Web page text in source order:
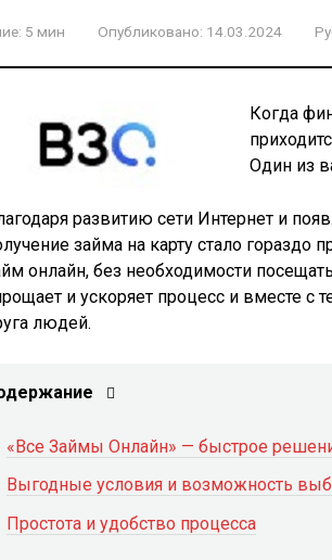
5 мин Опубликовано: 14.03.2024
Когда
Один из
развитию сети Интернет и
займа на карту стало
онлайн, без необходимости
и ускоряет процесс и вместе с
людей.
«Все Займы Онлайн» — быстрое
Выгодные условия и возможность
Простота и удобство процесса